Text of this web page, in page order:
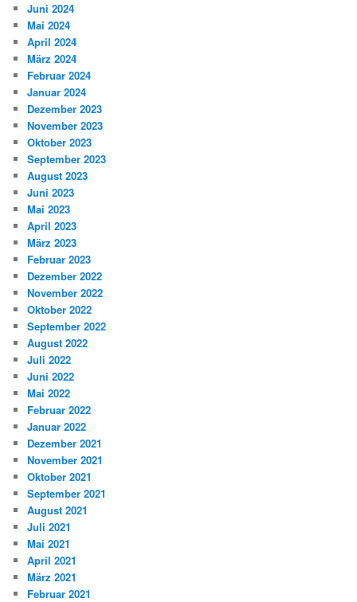
Juni 2024
Mai 2024
April 2024
März 2024
Februar 2024
Januar 2024
Dezember 2023
November 2023
Oktober 2023
September 2023
August 2023
Juni 2023
Mai 2023
April 2023
März 2023
Februar 2023
Dezember 2022
November 2022
Oktober 2022
September 2022
August 2022
Juli 2022
Juni 2022
Mai 2022
Februar 2022
Januar 2022
Dezember 2021
November 2021
Oktober 2021
September 2021
August 2021
Juli 2021
Mai 2021
April 2021
März 2021
Februar 2021